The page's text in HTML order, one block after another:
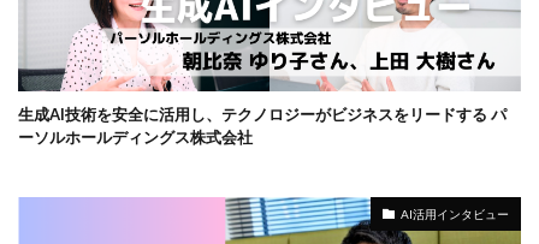
生成AI技術を安全に活用し、テクノロジーがビジネスをリードする パ
ーソルホールディングス株式会社
AI活用インタビュー